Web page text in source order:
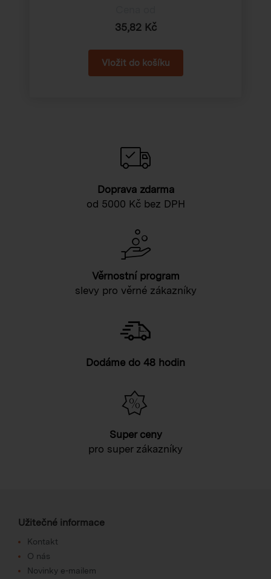
35,82 Kč
Doprava zdarma
od 5000 Kč bez DPH
Věrnostní program
slevy pro věrné zákazníky
Dodáme do 48 hodin
Super ceny
pro super zákazníky
Užitečné informace
Kontakt
O nás
Novinky e-mailem